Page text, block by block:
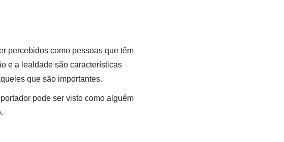
percebidos como pessoas que têm
e a lealdade são características
que são importantes.
pode ser visto como alguém